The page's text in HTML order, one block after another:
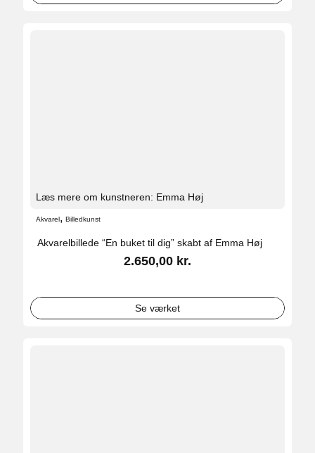
Læs mere om kunstneren: Emma Høj
Akvarel,Billedkunst
Akvarelbillede “En buket til dig” skabt af Emma Høj
2.650,00 kr.
Se værket